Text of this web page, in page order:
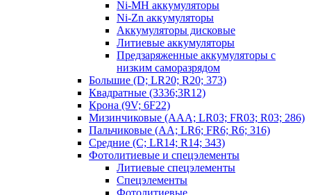
Ni-MH аккумуляторы
Ni-Zn аккумуляторы
Аккумуляторы дисковые
Литиевые аккумуляторы
Предзаряженные аккумуляторы с
низким саморазрядом
Большие (D; LR20; R20; 373)
Квадратные (3336;3R12)
Крона (9V; 6F22)
Мизинчиковые (AAA; LR03; FR03; R03; 286)
Пальчиковые (AA; LR6; FR6; R6; 316)
Средние (C; LR14; R14; 343)
Фотолитиевые и спецэлементы
Литиевые спецэлементы
Спецэлементы
Фотолитиевые